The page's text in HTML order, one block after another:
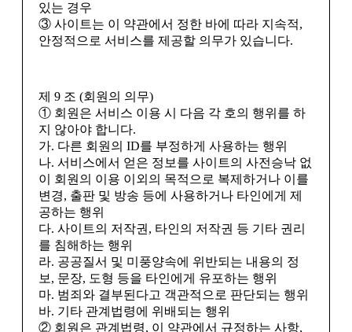
있는 경우
③ 사이트는 이 약관에서 정한 바에 따라 지속적,
안정적으로 서비스를 제공할 의무가 있습니다.
제 9 조 (회원의 의무)
① 회원은 서비스 이용 시 다음 각 호의 행위를 하
지 않아야 합니다.
가. 다른 회원의 ID를 부정하게 사용하는 행위
나. 서비스에서 얻은 정보를 사이트의 사전승낙 없
이 회원의 이용 이외의 목적으로 복제하거나 이를
변경, 출판 및 방송 등에 사용하거나 타인에게 제
공하는 행위
다. 사이트의 저작권, 타인의 저작권 등 기타 권리
를 침해하는 행위
라. 공공질서 및 미풍양속에 위반되는 내용의 정
보, 문장, 도형 등을 타인에게 유포하는 행위
마. 범죄와 결부된다고 객관적으로 판단되는 행위
바. 기타 관계법령에 위배되는 행위
② 회원은 관계법령, 이 약관에서 규정하는 사항,